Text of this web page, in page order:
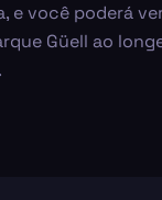
e você poderá
Güell ao